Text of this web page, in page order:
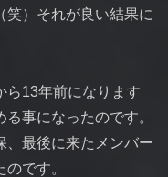
笑）それが良い結果に
ら13年前になります
事になったのです。
、最後に来たメンバー
です。